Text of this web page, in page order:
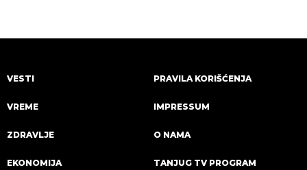
VESTI
VREME
ZDRAVLJE
EKONOMIJA
PRAVILA KORIŠĆENJA
IMPRESSUM
O NAMA
TANJUG TV PROGRAM